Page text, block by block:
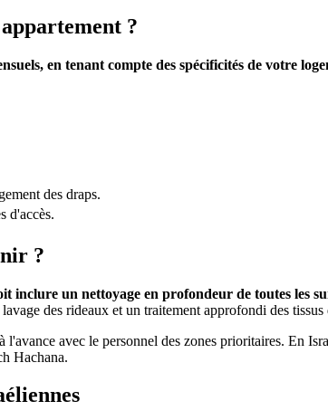
?
en tenant compte des spécificités de votre
des draps.
d'accès.
?
un nettoyage en profondeur de toutes les
des rideaux et un traitement approfondi des tissus
avec le personnel des zones prioritaires. En
Hachana.